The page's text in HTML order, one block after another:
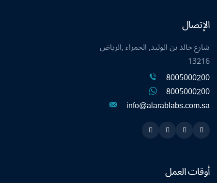
الإتصال
شارع خالد بن الوليد, الحمراء ,الرياض
13216
8005000200
8005000200
info@alarablabs.com.sa
Snapchat
Twitter
Linkedin
Instagram
أوقات العمل